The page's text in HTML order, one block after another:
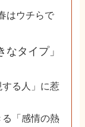
はウチらで
タイプ」
る人」に惹
「感情の熱